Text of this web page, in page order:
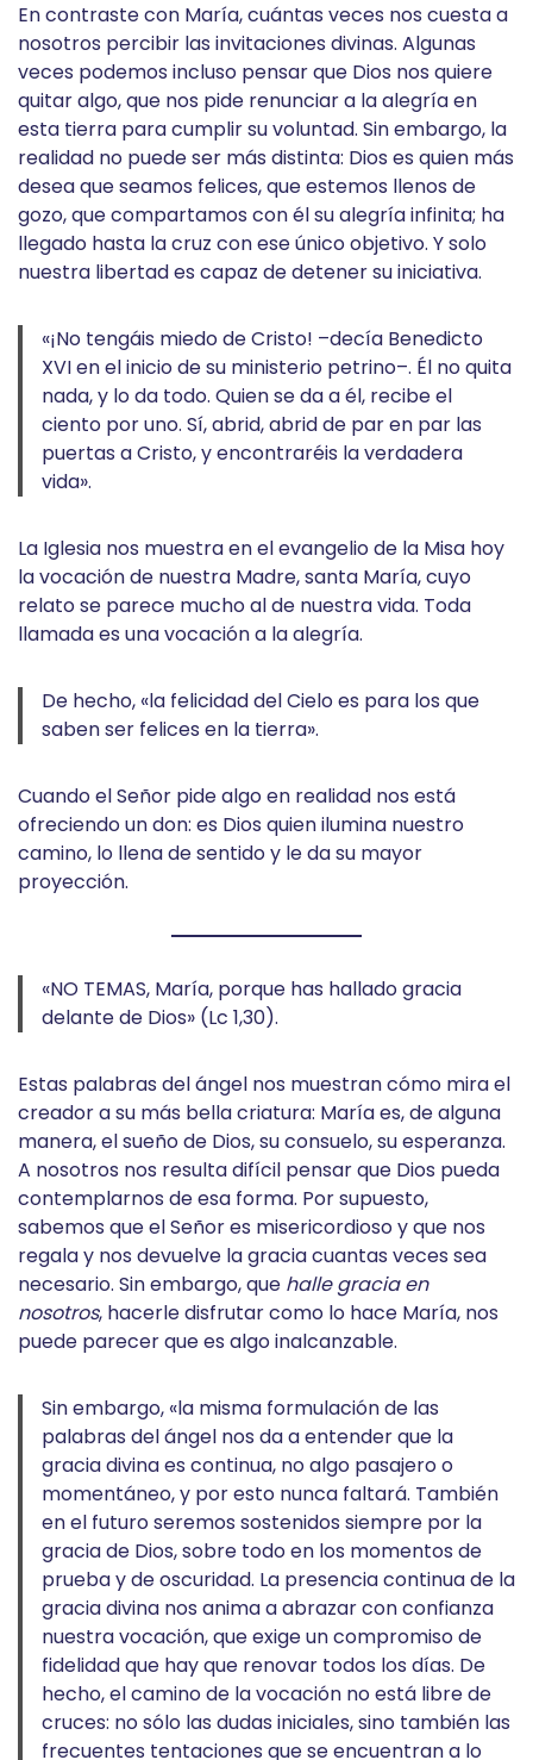
En contraste con María, cuántas veces nos cuesta a
nosotros percibir las invitaciones divinas. Algunas
veces podemos incluso pensar que Dios nos quiere
quitar algo, que nos pide renunciar a la alegría en
esta tierra para cumplir su voluntad. Sin embargo, la
realidad no puede ser más distinta: Dios es quien más
desea que seamos felices, que estemos llenos de
gozo, que compartamos con él su alegría infinita; ha
llegado hasta la cruz con ese único objetivo. Y solo
nuestra libertad es capaz de detener su iniciativa.
«¡No tengáis miedo de Cristo! –decía Benedicto
XVI en el inicio de su ministerio petrino–. Él no quita
nada, y lo da todo. Quien se da a él, recibe el
ciento por uno. Sí, abrid, abrid de par en par las
puertas a Cristo, y encontraréis la verdadera
vida».
La Iglesia nos muestra en el evangelio de la Misa hoy
la vocación de nuestra Madre, santa María, cuyo
relato se parece mucho al de nuestra vida. Toda
llamada es una vocación a la alegría.
De hecho, «la felicidad del Cielo es para los que
saben ser felices en la tierra».
Cuando el Señor pide algo en realidad nos está
ofreciendo un don: es Dios quien ilumina nuestro
camino, lo llena de sentido y le da su mayor
proyección.
«NO TEMAS, María, porque has hallado gracia
delante de Dios» (Lc 1,30).
Estas palabras del ángel nos muestran cómo mira el
creador a su más bella criatura: María es, de alguna
manera, el sueño de Dios, su consuelo, su esperanza.
A nosotros nos resulta difícil pensar que Dios pueda
contemplarnos de esa forma. Por supuesto,
sabemos que el Señor es misericordioso y que nos
regala y nos devuelve la gracia cuantas veces sea
necesario. Sin embargo, que halle gracia en
nosotros, hacerle disfrutar como lo hace María, nos
puede parecer que es algo inalcanzable.
Sin embargo, «la misma formulación de las
palabras del ángel nos da a entender que la
gracia divina es continua, no algo pasajero o
momentáneo, y por esto nunca faltará. También
en el futuro seremos sostenidos siempre por la
gracia de Dios, sobre todo en los momentos de
prueba y de oscuridad. La presencia continua de la
gracia divina nos anima a abrazar con confianza
nuestra vocación, que exige un compromiso de
fidelidad que hay que renovar todos los días. De
hecho, el camino de la vocación no está libre de
cruces: no sólo las dudas iniciales, sino también las
frecuentes tentaciones que se encuentran a lo